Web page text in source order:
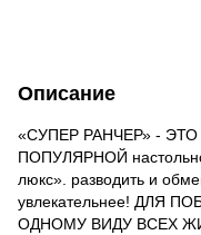
Описание
«СУПЕР РАНЧЕР» -
ПОПУЛЯРНОЙ
люкс». разводить и
увлекательнее! ДЛЯ
ОДНОМУ ВИДУ ВСЕХ